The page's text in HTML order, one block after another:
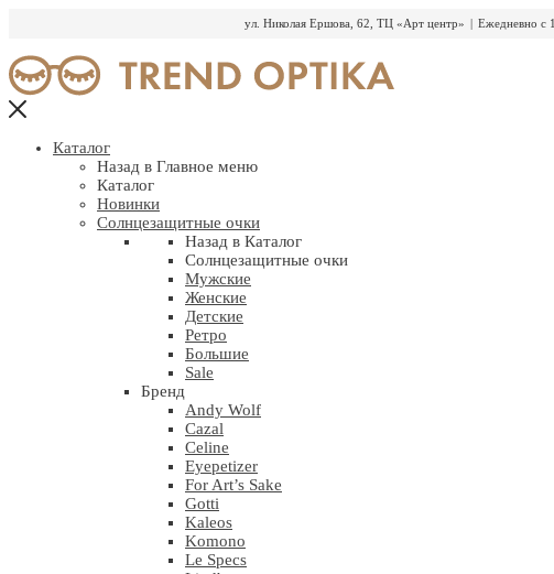
ул. Николая Ершова, 62, ТЦ «Арт центр» | Ежедневно с
к
содержимому
Каталог
Назад в Главное меню
Каталог
Новинки
Солнцезащитные очки
Назад в Каталог
Солнцезащитные очки
Мужские
Женские
Детские
Ретро
Большие
Sale
Бренд
Andy Wolf
Cazal
Celine
Eyepetizer
For Art’s Sake
Gotti
Kaleos
Komono
Le Specs